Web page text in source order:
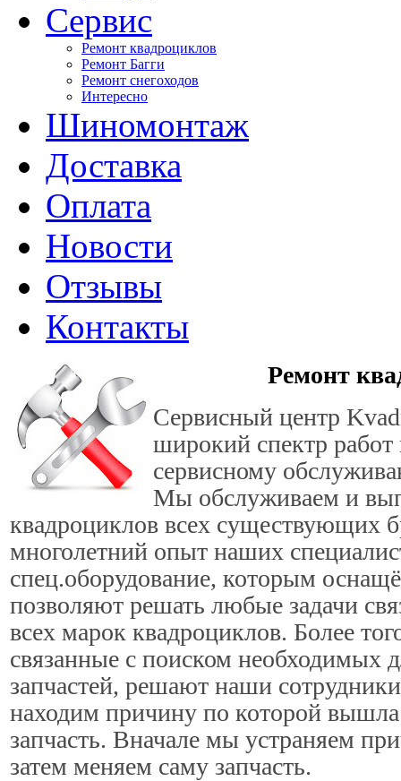
Сервис
Ремонт квадроциклов
Ремонт Багги
Ремонт снегоходов
Интересно
Шиномонтаж
Доставка
Оплата
Новости
Отзывы
Контакты
Ремонт
Сервисный центр
широкий спектр
сервисному
Мы обслуживаем и
квадроциклов всех существующих
многолетний опыт наших
спец.оборудование, которым
позволяют решать любые задачи
всех марок квадроциклов. Более
связанные с поиском необходимых
запчастей, решают наши
находим причину по которой вышла
запчасть. Вначале мы устраняем
затем меняем саму запчасть.